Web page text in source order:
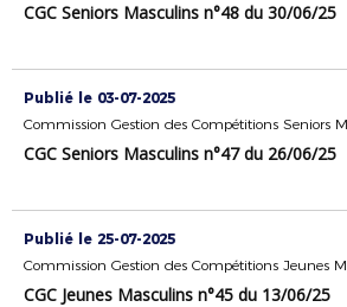
CGC Seniors Masculins n°48 du 30/06/25
Publié le 03-07-2025
CGC Seniors Masculins n°47 du 26/06/25
Publié le 25-07-2025
CGC Jeunes Masculins n°45 du 13/06/25